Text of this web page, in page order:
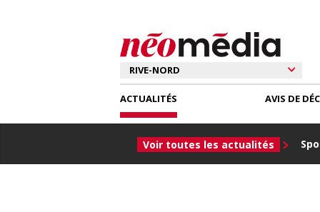
ACTUALITÉS
Voir toutes les actualités
AVIS DE